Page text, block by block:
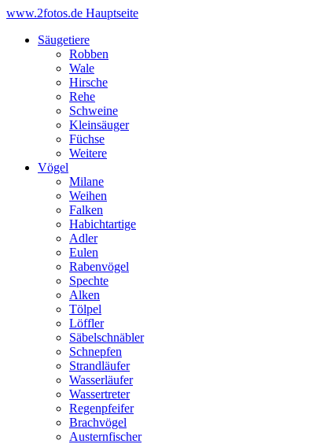
www.2fotos.de Hauptseite
Säugetiere
Robben
Wale
Hirsche
Rehe
Schweine
Kleinsäuger
Füchse
Weitere
Vögel
Milane
Weihen
Falken
Habichtartige
Adler
Eulen
Rabenvögel
Spechte
Alken
Tölpel
Löffler
Säbelschnäbler
Schnepfen
Strandläufer
Wasserläufer
Wassertreter
Regenpfeifer
Brachvögel
Austernfischer